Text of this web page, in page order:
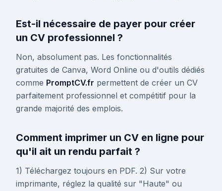
Est-il nécessaire de payer pour créer
un CV professionnel ?
Non, absolument pas. Les fonctionnalités
gratuites de Canva, Word Online ou d'outils dédiés
comme PromptCV.fr permettent de créer un CV
parfaitement professionnel et compétitif pour la
grande majorité des emplois.
Comment imprimer un CV en ligne pour
qu'il ait un rendu parfait ?
1) Téléchargez toujours en PDF. 2) Sur votre
imprimante, réglez la qualité sur "Haute" ou